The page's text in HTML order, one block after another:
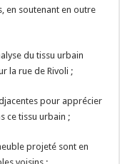
en soutenant en outre
du tissu urbain
la rue de Rivoli ;
pour apprécier
ce tissu urbain ;
projeté sont en